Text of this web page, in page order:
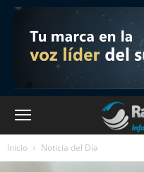
Inicio Noticia del Día